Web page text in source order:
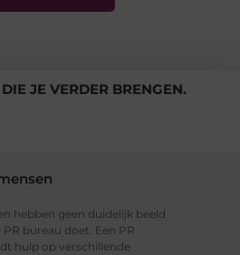
DIE JE VERDER BRENGEN.
hebben geen duidelijk beeld
bureau doet. Een PR
hulp op verschillende